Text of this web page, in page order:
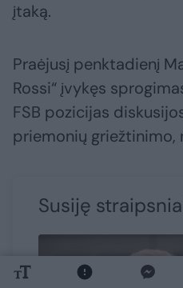
įtaką.
Praėjusį penktadienį
Rossi“ įvykęs
FSB pozicijas
priemonių griežtinimo,
Susiję